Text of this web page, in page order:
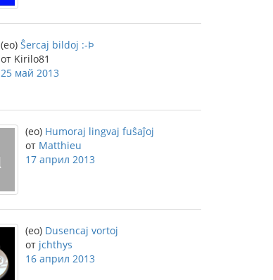
(eo) Ŝercaj bildoj :-Þ
от Kirilo81
25 май 2013
(eo) Humoraj lingvaj fuŝaĵoj
от Matthieu
17 април 2013
(eo) Dusencaj vortoj
от jchthys
16 април 2013